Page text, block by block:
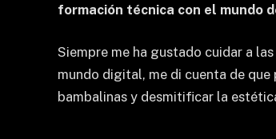
formación técnica con el mundo
Siempre me ha gustado cuidar a
mundo digital, me di cuenta de
bambalinas y desmitificar la